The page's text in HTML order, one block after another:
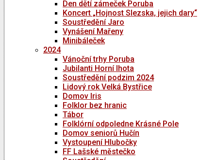
Den dětí zámeček Poruba
Koncert „Hojnost Slezska, jejich dary“
Soustředění Jaro
Vynášení Mařeny
Minibáleček
2024
Vánoční trhy Poruba
Jubilanti Horní lhota
Soustředění podzim 2024
Lidový rok Velká Bystřice
Domov Iris
Folklor bez hranic
Tábor
Folklórní odpoledne Krásné Pole
Domov seniorů Hučín
Vystoupení Hlubočky
FF Lašské městečko